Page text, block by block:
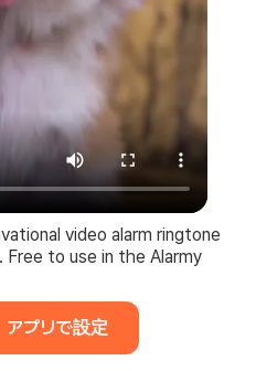
video alarm ringtone
to use in the Alarmy
アプリで設定